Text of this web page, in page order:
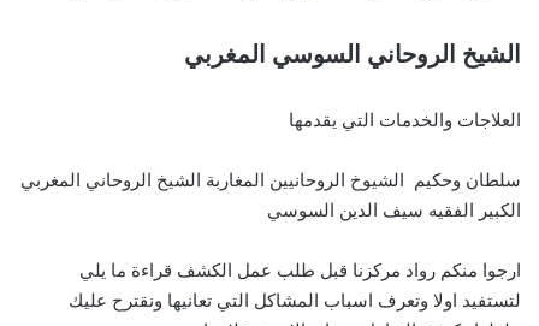
الشيخ الروحاني السوسي المغربي
العلاجات والخدمات التي يقدمها
سلطان وحكيم الشيوخ الروحانيين المغاربة الشيخ الروحاني المغربي
الكبير الفقيه سيف الدين السوسي
ارجوا منكم رواد مركزنا قبل طلب عمل الكشف قراءة ما يلي
لتستفيد اولا وتعرف اسباب المشاكل التي تعانيها ونقترح عليك